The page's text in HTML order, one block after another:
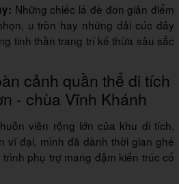
Những chiếc lá đề đơn giản điểm
u tròn hay những dải cúc dây
tinh thần trang trí kế thừa sâu sắc
cảnh quần thể di tích
- chùa Vĩnh Khánh
viên rộng lớn của khu di tích,
vĩ đại, mình đã dành thời gian ghé
phụ trợ mang đậm kiến trúc cổ